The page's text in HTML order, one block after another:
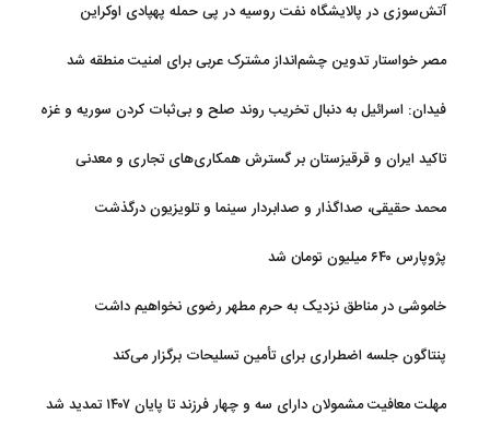
آتش‌سوزی در پالایشگاه نفت روسیه در پی حمله پهپادی اوکراین
مصر خواستار تدوین چشم‌انداز مشترک عربی برای امنیت منطقه شد
فیدان: اسرائیل به دنبال تخریب روند صلح و بی‌ثبات کردن سوریه و غزه
تاکید ایران و قرقیزستان بر گسترش همکاری‌های تجاری و معدنی
محمد حقیقی، صداگذار و صدابردار سینما و تلویزیون درگذشت
پژوپارس ۶۴۰ میلیون تومان شد
خاموشی در مناطق نزدیک به حرم مطهر رضوی نخواهیم داشت
پنتاگون جلسه اضطراری برای تأمین تسلیحات برگزار می‌کند
مهلت معافیت مشمولان دارای سه و چهار فرزند تا پایان ۱۴۰۷ تمدید شد